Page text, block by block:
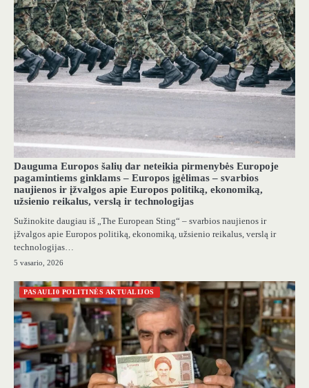
Dauguma Europos šalių dar neteikia pirmenybės Europoje
pagamintiems ginklams – Europos įgėlimas – svarbios
naujienos ir įžvalgos apie Europos politiką, ekonomiką,
užsienio reikalus, verslą ir technologijas
Sužinokite daugiau iš „The European Sting“ – svarbios naujienos ir
įžvalgos apie Europos politiką, ekonomiką, užsienio reikalus, verslą ir
technologijas…
5 vasario, 2026
PASAULI0 POLITINĖS AKTUALIJOS